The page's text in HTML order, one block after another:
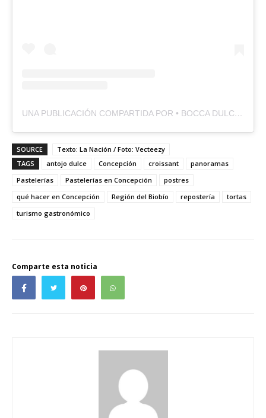
UNA PUBLICACIÓN COMPARTIDA POR • BOCCA DULCE • PASTELERIA – CAFETERIA (@BOCCADULCEOFICIAL)
SOURCE
Texto: La Nación / Foto: Vecteezy
TAGS
antojo dulce Concepción croissant
panoramas
Pastelerías
Pastelerías en Concepción
postres
qué hacer en Concepción
Región del Biobío repostería
tortas
turismo gastronómico
Comparte esta noticia